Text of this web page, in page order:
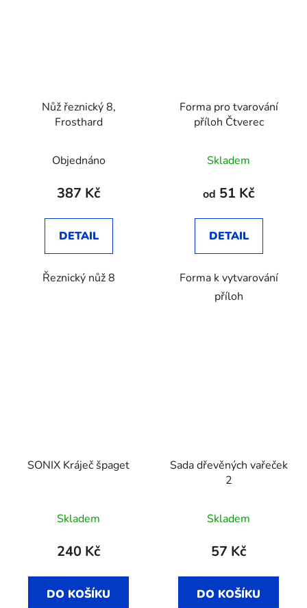
Nůž řeznický 8,
Frosthard
Objednáno
387 Kč
DETAIL
Řeznický nůž 8
Forma pro tvarování
příloh Čtverec
Skladem
od 51 Kč
DETAIL
Forma k vytvarování
příloh
SONIX Kráječ špaget
hodnocení
produktu
5,0
z
Skladem
240 Kč
DO KOŠÍKU
Sada dřevěných vařeček
2
Skladem
57 Kč
DO KOŠÍKU